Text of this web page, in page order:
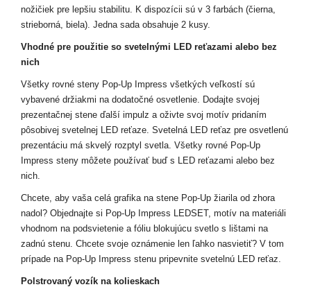
nožičiek pre lepšiu stabilitu. K dispozícii sú v 3 farbách (čierna,
strieborná, biela). Jedna sada obsahuje 2 kusy.
Vhodné pre použitie so svetelnými LED reťazami alebo bez
nich
Všetky rovné steny Pop-Up Impress všetkých veľkostí sú
vybavené držiakmi na dodatočné osvetlenie. Dodajte svojej
prezentačnej stene ďalší impulz a oživte svoj motív pridaním
pôsobivej svetelnej LED reťaze. Svetelná LED reťaz pre osvetlenú
prezentáciu má skvelý rozptyl svetla. Všetky rovné Pop-Up
Impress steny môžete používať buď s LED reťazami alebo bez
nich.
Chcete, aby vaša celá grafika na stene Pop-Up žiarila od zhora
nadol? Objednajte si Pop-Up Impress LEDSET, motív na materiáli
vhodnom na podsvietenie a fóliu blokujúcu svetlo s lištami na
zadnú stenu. Chcete svoje oznámenie len ľahko nasvietiť? V tom
prípade na Pop-Up Impress stenu pripevnite svetelnú LED reťaz.
Polstrovaný vozík na kolieskach